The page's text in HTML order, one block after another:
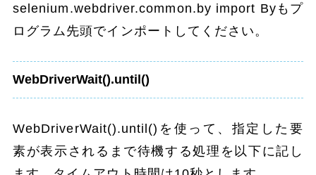
selenium.webdriver.common.by import Byもプ
ログラム先頭でインポートしてください。
WebDriverWait().until()
WebDriverWait().until()を使って、指定した要
素が表示されるまで待機する処理を以下に記し